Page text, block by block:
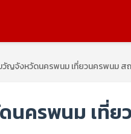
วัญจังหวัดนครพนม เที่ยวนครพนม ส
นครพนม เที่ย